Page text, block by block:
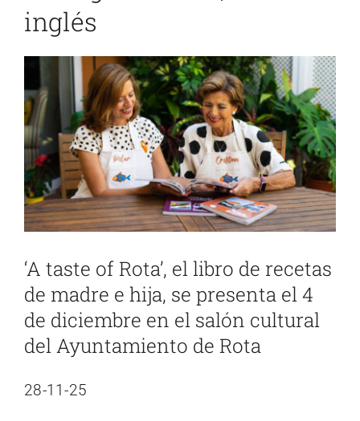
inglés
imagen
más
grande
‘A taste of Rota’, el libro de recetas
de madre e hija, se presenta el 4
de diciembre en el salón cultural
del Ayuntamiento de Rota
28-11-25